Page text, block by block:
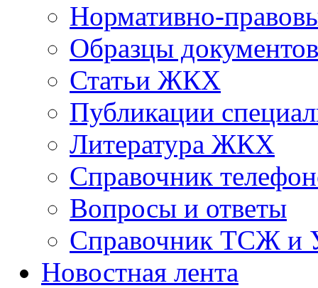
Нормативно-
Образцы документов
Статьи ЖКХ
Публикации
Литература ЖКХ
Справочник
Вопросы и ответы
Справочник ТСЖ и
Новостная лента